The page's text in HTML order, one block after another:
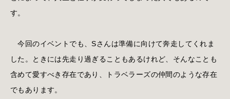
す。
今回のイベントでも、Sさんは準備に向けて奔走してくれま
した。ときには先走り過ぎることもあるけれど、そんなことも
含めて愛すべき存在であり、トラベラーズの仲間のような存在
でもあります。